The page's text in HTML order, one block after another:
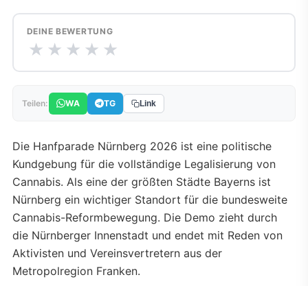
DEINE BEWERTUNG
★ ★ ★ ★ ★
Teilen: WA TG Link
Die Hanfparade Nürnberg 2026 ist eine politische
Kundgebung für die vollständige Legalisierung von
Cannabis. Als eine der größten Städte Bayerns ist
Nürnberg ein wichtiger Standort für die bundesweite
Cannabis-Reformbewegung. Die Demo zieht durch
die Nürnberger Innenstadt und endet mit Reden von
Aktivisten und Vereinsvertretern aus der
Metropolregion Franken.